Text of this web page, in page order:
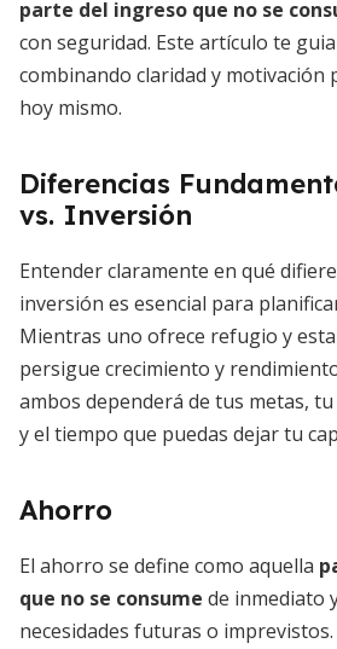
parte del ingreso que no se
con seguridad. Este artículo te
combinando claridad y motivación
hoy mismo.
Diferencias
vs. Inversión
Entender claramente en qué
inversión es esencial para
Mientras uno ofrece refugio y
persigue crecimiento y
ambos dependerá de tus metas,
y el tiempo que puedas dejar tu
Ahorro
El ahorro se define como aquella
que no se consume de inmediato
necesidades futuras o